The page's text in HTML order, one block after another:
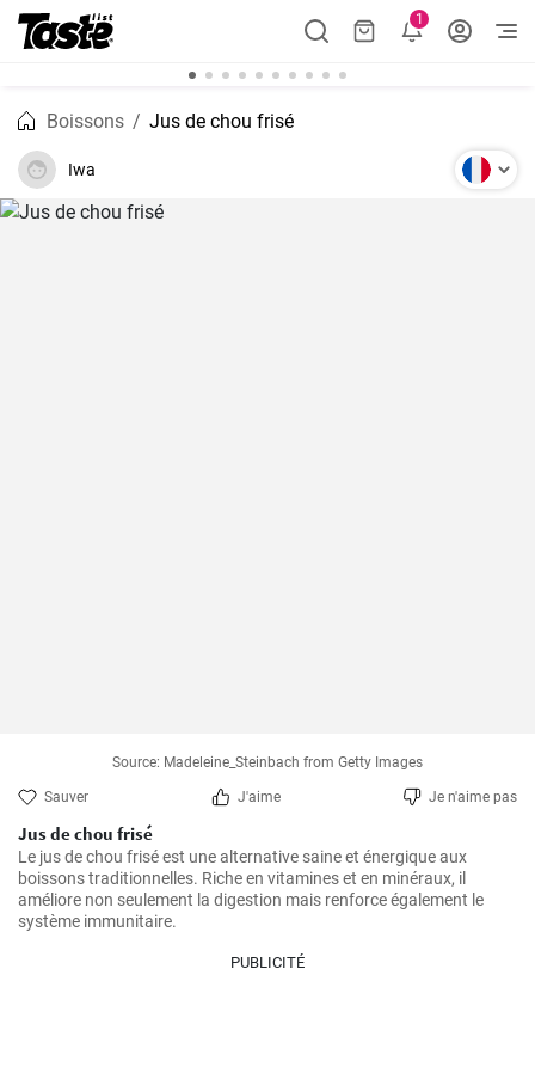
1
Boissons Jus de chou frisé
Iwa
Source: Madeleine_Steinbach from Getty Images
Sauver J'aime Je n'aime pas
Jus de chou frisé
Le jus de chou frisé est une alternative saine et énergique aux
boissons traditionnelles. Riche en vitamines et en minéraux, il
améliore non seulement la digestion mais renforce également le
système immunitaire.
PUBLICITÉ